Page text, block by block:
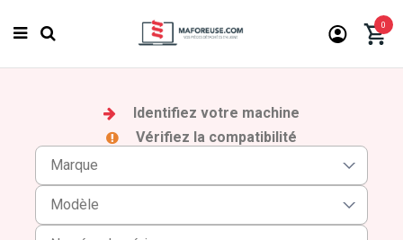
0
Identifiez votre machine
Vérifiez la compatibilité